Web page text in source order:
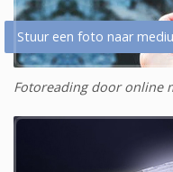
Stuur een foto naar
Fotoreading door online